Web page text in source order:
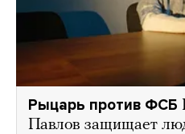
Рыцарь против ФСБ
Павлов защищает